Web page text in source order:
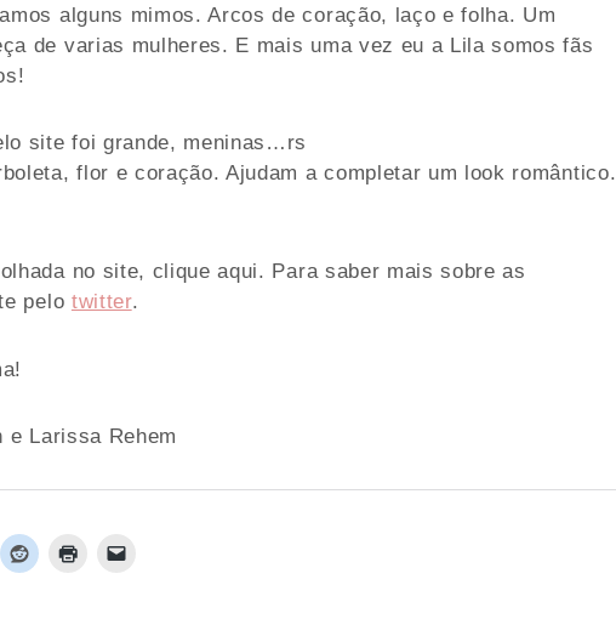
alguns mimos. Arcos de coração, laço e folha. Um
de varias mulheres. E mais uma vez eu a Lila somos fãs
site foi grande, meninas…rs
flor e coração. Ajudam a completar um look romântico.
no site, clique aqui. Para saber mais sobre as
pelo twitter.
e Larissa Rehem